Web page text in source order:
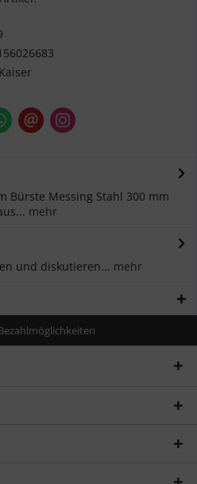
Bürste Messing Stahl 300 mm
mehr
und diskutieren... mehr